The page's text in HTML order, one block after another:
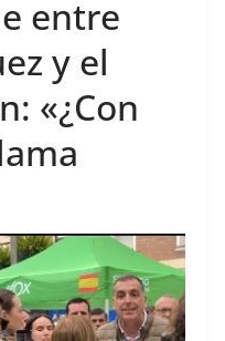
entre
y el
«¿Con